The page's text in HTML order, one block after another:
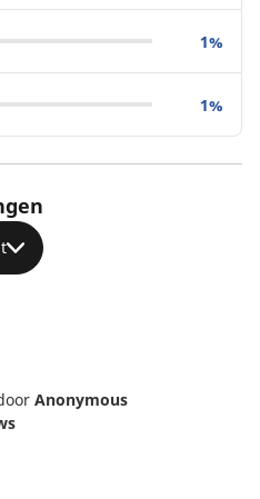
1%
1%
Anonymous